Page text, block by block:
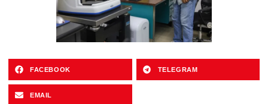
FACEBOOK TELEGRAM
EMAIL